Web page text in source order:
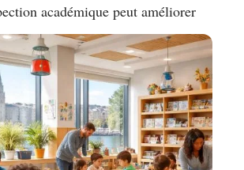
académique peut améliorer